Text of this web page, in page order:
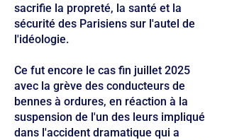
sacrifie la propreté, la santé et la
sécurité des Parisiens sur l'autel de
l'idéologie.
Ce fut encore le cas fin juillet 2025
avec la grève des conducteurs de
bennes à ordures, en réaction à la
suspension de l'un des leurs impliqué
dans l'accident dramatique qui a